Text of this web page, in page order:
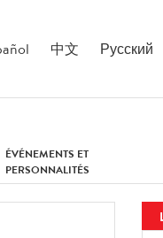
中文 Русский
ÉVÉNEMENTS ET
PERSONNALITÉS